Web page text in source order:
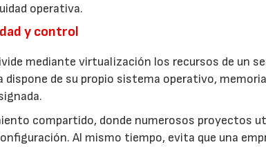
operativa.
y control
mediante virtualización los recursos de un
de su propio sistema operativo,
compartido, donde numerosos proyectos
Al mismo tiempo, evita que una